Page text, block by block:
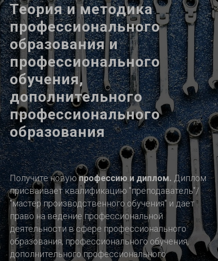
Теория и методика
профессионального
образования и
профессионального
обучения,
дополнительного
профессионального
образования
Получите новуюпрофессию и диплом. Диплом
присваивает квалификацию "преподаватель"/
"мастер производственного обучения" и дает
право на ведение профессиональной
деятельности в сфере профессионального
образования, профессионального обучения,
дополнительного профессионального